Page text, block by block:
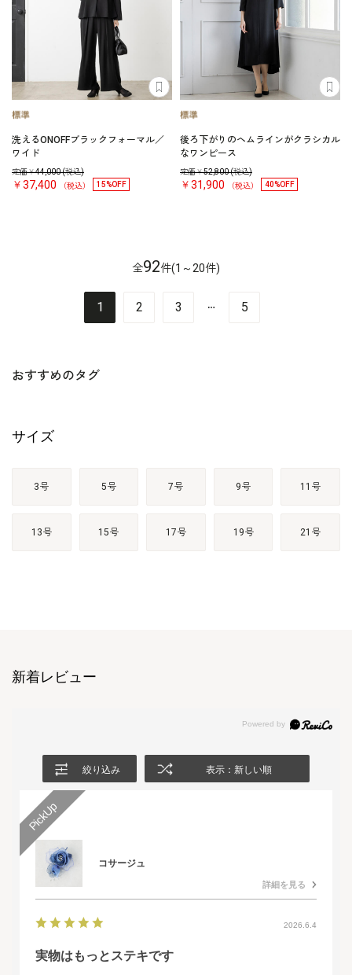
洗えるONOFFブラックフォーマル／
ワイド
定価￥44,000(税込)
￥37,400 （税込） 15%OFF
後ろ下がりのヘムラインがクラシカル
なワンピース
定価￥52,800(税込)
￥31,900 （税込） 40%OFF
全92件(1～20件)
1 2 3 5
おすすめのタグ
サイズ
3号 5号 7号 9号 11号
13号 15号 17号 19号 21号
新着レビュー
絞り込み 表示：新しい順
コサージュ
詳細を見る
2026.6.4
実物はもっとステキです